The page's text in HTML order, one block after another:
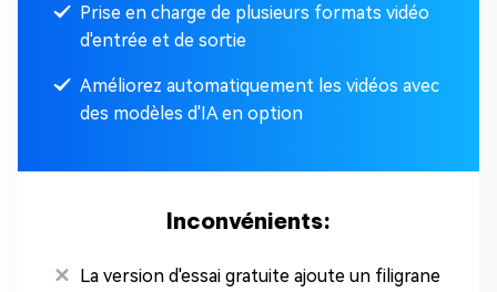
Prise en charge de plusieurs formats vidéo
d'entrée et de sortie
Améliorez automatiquement les vidéos avec
des modèles d'IA en option
Inconvénients:
La version d'essai gratuite ajoute un filigrane